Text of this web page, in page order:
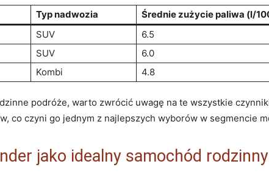
Typ nadwozia Średnie zużycie paliwa (l/
SUV 6.5
SUV 6.0
Kombi 4.8
podróże, warto zwrócić uwagę na te wszystkie
co czyni go jednym z najlepszych wyborów w segmencie
jako idealny samochód rodzinny